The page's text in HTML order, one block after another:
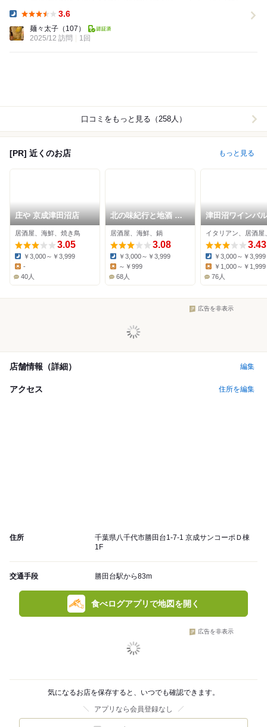
3.6
麺々太子 （107）
2025/12 訪問
1回
口コミをもっと見る（258人）
[PR] 近くのお店 もっと見る
庄や 京成津田沼店
居酒屋、海鮮、焼き鳥
3.05
Dinner:
￥3,000～￥3,999
Lunch:
-
40人
北の味紀行と地酒 北
海道 津田沼駅前店
居酒屋、海鮮、鍋
3.08
Dinner:
￥3,000～￥3,999
Lunch:
～￥999
68人
津田沼ワインバ
郎商店
イタリアン、居酒屋
3.43
Dinner:
￥3,000～￥3,999
Lunch:
￥1,000～￥1,999
76人
広告を非表示
店舗情報（詳細） 編集
アクセス 住所を編集
住所
千葉県八千代市勝田台1-7-1 京成サンコーポＤ棟
1F
交通手段 勝田台駅から83m
食べログアプリで地図を開く
広告を非表示
気になるお店を保存すると、いつでも確認できます。
アプリなら会員登録なし